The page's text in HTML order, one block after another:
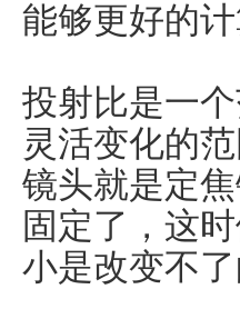
能够更好的
投射比是一
灵活变化的
镜头就是定
固定了，这
小是改变不了